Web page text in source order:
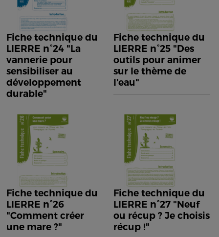
Fiche technique du
LIERRE n°24 "La
vannerie pour
sensibiliser au
développement
durable"
Fiche technique du
LIERRE n°25 "Des
outils pour animer
sur le thème de
l'eau"
Fiche technique du
LIERRE n°26
"Comment créer
une mare ?"
Fiche technique du
LIERRE n°27 "Neuf
ou récup ? Je choisis
récup !"